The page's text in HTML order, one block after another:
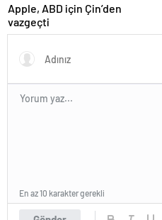
Apple, ABD için Çin’den
vazgeçti
En az 10 karakter gerekli